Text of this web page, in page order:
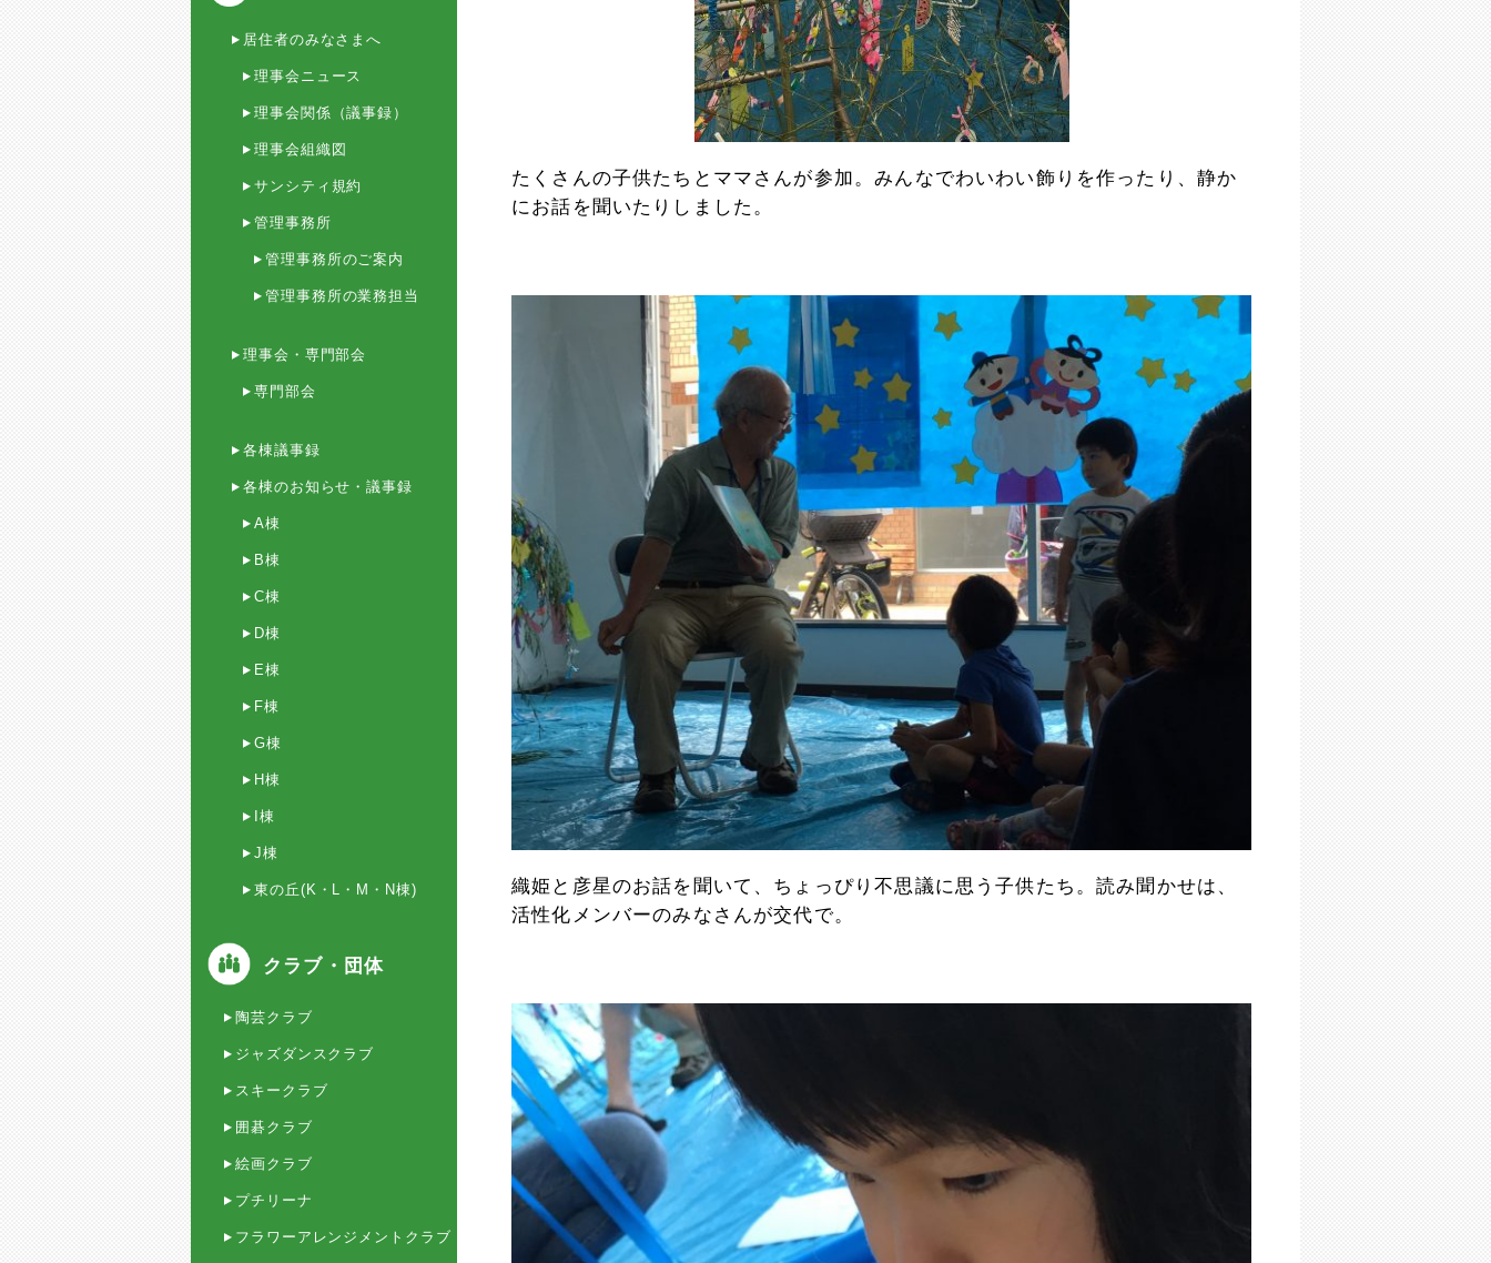
たくさんの子供たちとママさんが参加。みんなでわいわい飾りを作ったり、静か
にお話を聞いたりしました。
織姫と彦星のお話を聞いて、ちょっぴり不思議に思う子供たち。読み聞かせは、
活性化メンバーのみなさんが交代で。
居住者のみなさまへ
理事会ニュース
理事会関係（議事録）
理事会組織図
サンシティ規約
管理事務所
管理事務所のご案内
管理事務所の業務担当
理事会・専門部会
専門部会
各棟議事録
各棟のお知らせ・議事録
A棟
B棟
C棟
D棟
E棟
F棟
G棟
H棟
I棟
J棟
東の丘(K・L・M・N棟)
クラブ・団体
陶芸クラブ
ジャズダンスクラブ
スキークラブ
囲碁クラブ
絵画クラブ
プチリーナ
フラワーアレンジメントクラブ